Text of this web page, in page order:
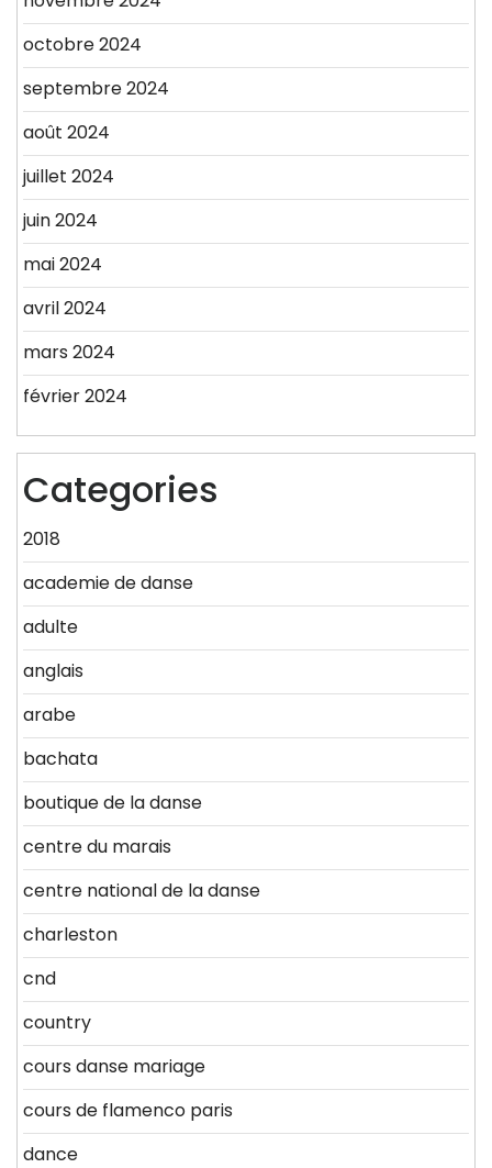
octobre 2024
septembre 2024
août 2024
juillet 2024
juin 2024
mai 2024
avril 2024
mars 2024
février 2024
Categories
2018
academie de danse
adulte
anglais
arabe
bachata
boutique de la danse
centre du marais
centre national de la danse
charleston
cnd
country
cours danse mariage
cours de flamenco paris
dance